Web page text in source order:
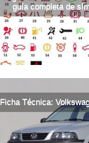
guía completa de
Ficha Técnica: